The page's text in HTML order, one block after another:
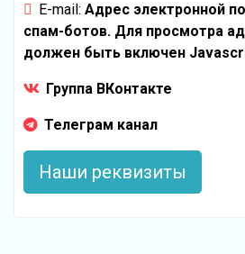
E-mail: Адрес электронной
спам-ботов. Для просмотра
должен быть включен
Группа ВКонтакте
Телеграм канал
Наши реквизиты